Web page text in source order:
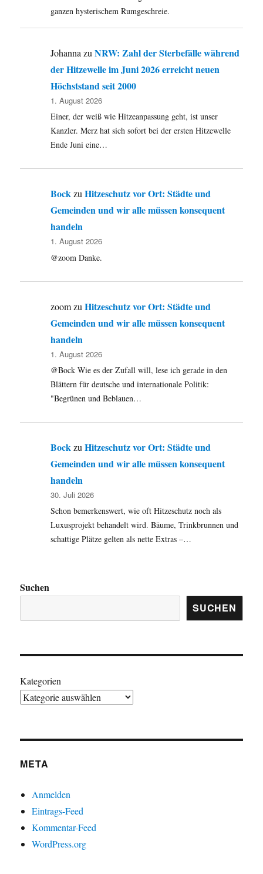
und
einer
Weide
ganzen hysterischem Rumgeschreie.
JohannazuNRW: Zahl der Sterbefälle während
der Hitzewelle im Juni 2026 erreicht neuen
Höchststand seit 2000
1. August 2026
Einer, der weiß wie Hitzeanpassung geht, ist unser
Kanzler. Merz hat sich sofort bei der ersten Hitzewelle
Ende Juni eine…
BockzuHitzeschutz vor Ort: Städte und
Gemeinden und wir alle müssen konsequent
handeln
1. August 2026
@zoom Danke.
zoomzuHitzeschutz vor Ort: Städte und
Gemeinden und wir alle müssen konsequent
handeln
1. August 2026
@Bock Wie es der Zufall will, lese ich gerade in den
Blättern für deutsche und internationale Politik:
"Begrünen und Beblauen…
Bock zuHitzeschutz vor Ort: Städte und
Gemeinden und wir alle müssen konsequent
handeln
30. Juli 2026
Schon bemerkenswert, wie oft Hitzeschutz noch als
Luxusprojekt behandelt wird. Bäume, Trinkbrunnen und
schattige Plätze gelten als nette Extras –…
Suchen
SUCHEN
Kategorien
META
Anmelden
Eintrags-Feed
Kommentar-Feed
WordPress.org